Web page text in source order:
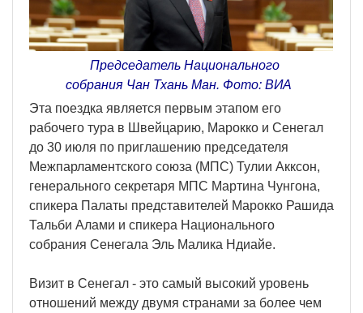
Председатель Национального
собрания Чан Тхань Ман. Фото: ВИA
Эта поездка является первым этапом его
рабочего тура в Швейцарию, Марокко и Сенегал
до 30 июля по приглашению председателя
Межпарламентского союза (МПС) Тулии Акксон,
генерального секретаря МПС Мартина Чунгона,
спикера Палаты представителей Марокко Рашида
Тальби Алами и спикера Национального
собрания Сенегала Эль Малика Ндиайе.
Визит в Сенегал - это самый высокий уровень
отношений между двумя странами за более чем